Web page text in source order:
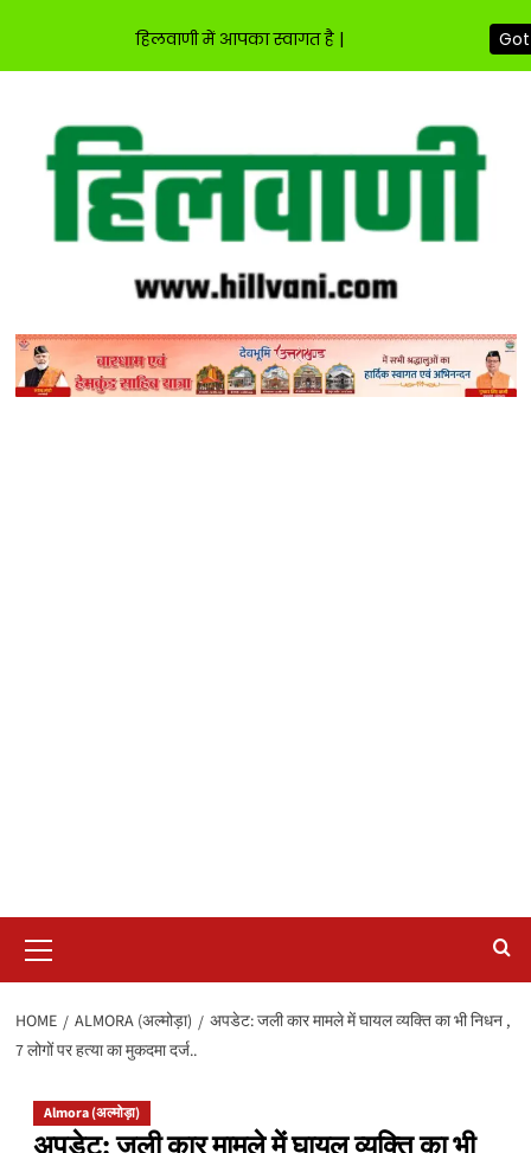
content
Menu
HOME ALMORA (अल्मोड़ा)
अपडेट: जली कार मामले में घायल व्यक्ति का भी निधन ,
7 लोगों पर हत्या का मुकदमा दर्ज..
Almora (अल्मोड़ा)
हिलवाणी में आपका स्वागत है |